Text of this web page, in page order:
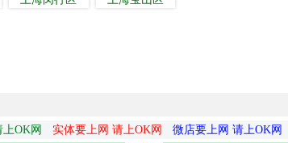
上OK网 实体要上网 请上OK网 微店要上网 请上OK网